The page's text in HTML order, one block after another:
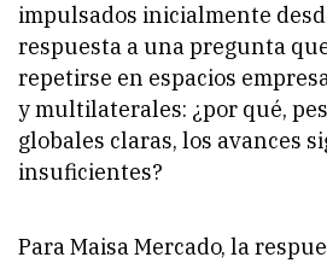
impulsados inicialmente
respuesta a una pregunta
repetirse en espacios
y multilaterales: ¿por qué,
globales claras, los avances
insuficientes?
Para Maisa Mercado, la